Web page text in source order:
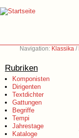
Navigation: Klassika /
Rubriken
Komponisten
Dirigenten
Textdichter
Gattungen
Begriffe
Tempi
Jahrestage
Kataloge